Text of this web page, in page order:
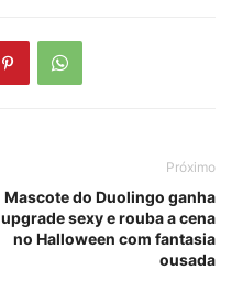
Próximo
Mascote do Duolingo ganha
upgrade sexy erouba a cena
no Halloween com fantasia
ousada